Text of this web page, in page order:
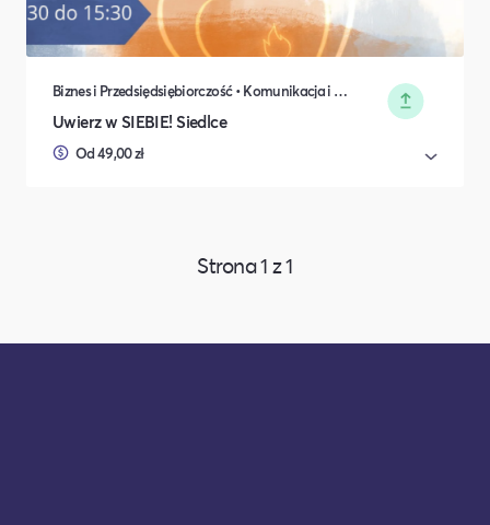
Biznes i Przedsiędsiębiorczość • Komunikacja i wystąpienia publiczne • Nauka i Edukacja • Rozwój osobisty • Religia • Kultura i Sztuka
Uwierz w SIEBIE! Siedlce
Od 49,00 zł
Strona1 z1